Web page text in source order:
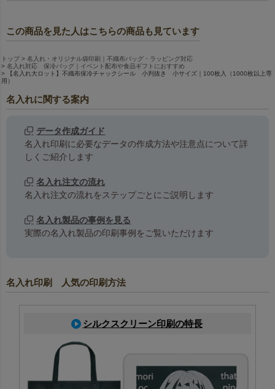
この商品を見た人はこちらの商品も見ています
トップ
名入れ・オリジナル袋印刷｜不織布バッグ・ラッピング対応
名入れ対応 保冷バッグ｜イベント配布や食品ギフトにおすすめ
【名入れ大ロット】不織布保冷チャックシール 小判抜き 小サイズ｜100枚入（1000枚以上専
用）
名入れに関する案内
データ作成ガイド
名入れ印刷に必要なデータの作成方法や注意点について詳
しくご紹介します
名入れ注文の流れ
名入れ注文の流れをステップごとにご説明します
名入れ製品の事例を見る
実際の名入れ製品の印刷事例をご覧いただけます
名入れ印刷 人気の印刷方法
シルクスクリーン印刷の特長